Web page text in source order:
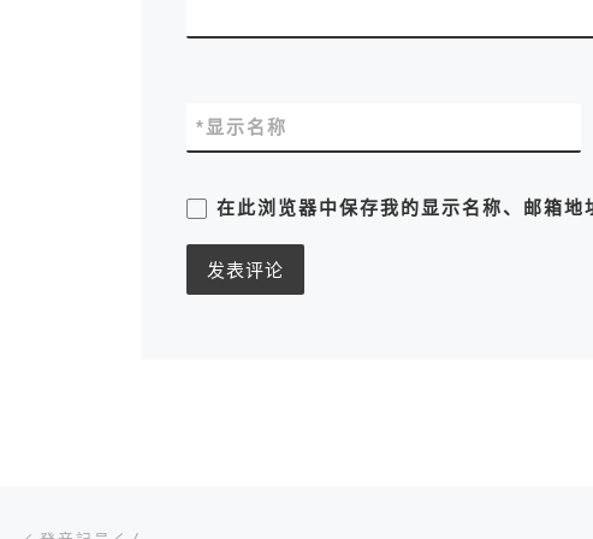
显示名称
*
在此浏览器中保存我的显示名称、邮箱地
文章导航